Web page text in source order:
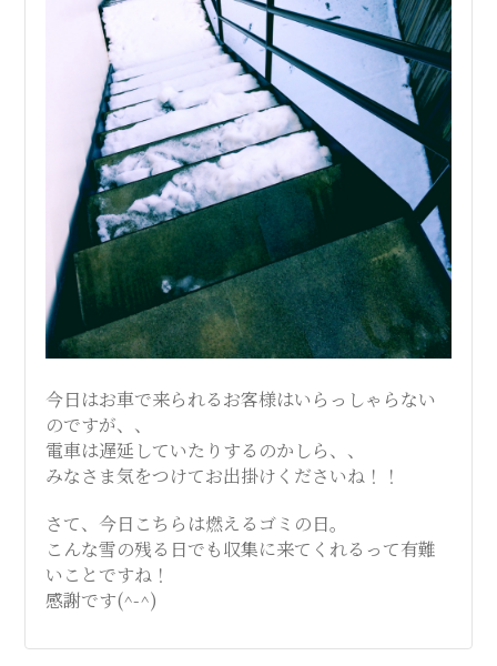
今日はお車で来られるお客様はいらっしゃらない
のですが、、
電車は遅延していたりするのかしら、、
みなさま気をつけてお出掛けくださいね！！
さて、今日こちらは燃えるゴミの日。
こんな雪の残る日でも収集に来てくれるって有難
いことですね！
感謝です(^-^)